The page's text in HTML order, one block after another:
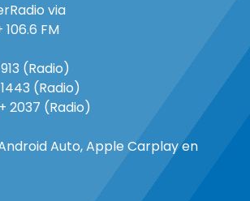
via
106.6 FM
(Radio)
(Radio)
2037 (Radio)
Auto, Apple Carplay en